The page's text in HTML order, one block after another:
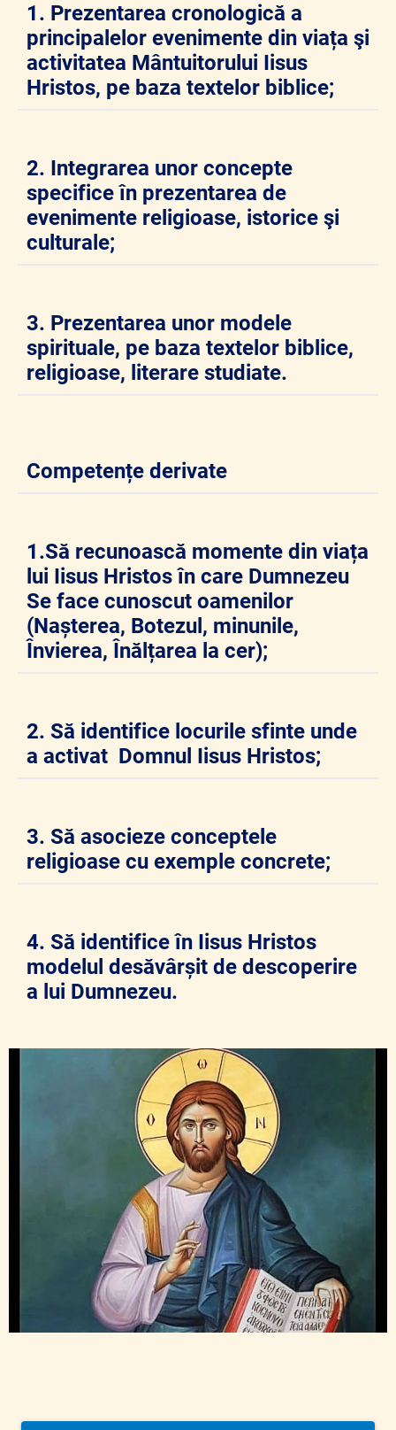
1. Prezentarea cronologică a
principalelor evenimente din viața şi
activitatea Mântuitorului Iisus
Hristos, pe baza textelor biblice;
2. Integrarea unor concepte
specifice în prezentarea de
evenimente religioase, istorice şi
culturale;
3. Prezentarea unor modele
spirituale, pe baza textelor biblice,
religioase, literare studiate.
Competențe derivate
1.Să recunoască momente din viața
lui Iisus Hristos în care Dumnezeu
Se face cunoscut oamenilor
(Nașterea, Botezul, minunile,
Învierea, Înălțarea la cer);
2. Să identifice locurile sfinte unde
a activat Domnul Iisus Hristos;
3. Să asocieze conceptele
religioase cu exemple concrete;
4. Să identifice în Iisus Hristos
modelul desăvârșit de descoperire
a lui Dumnezeu.